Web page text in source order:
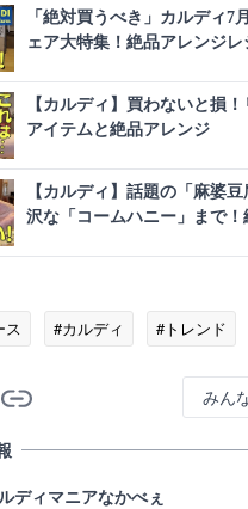
「絶対買うべき」カルディ7
ェア大特集！絶品アレンジレ
【カルディ】買わないと損
アイテムと絶品アレンジ
【カルディ】話題の「麻婆
沢な「コームハニー」まで
ス #カルディ #トレンド
みん
ディマニアなかべぇ